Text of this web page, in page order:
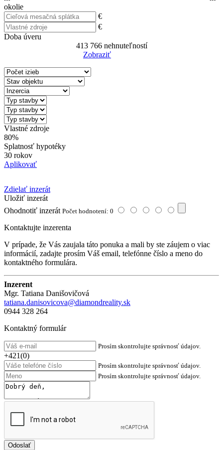
okolie
€
€
Doba úveru
413 766nehnuteľností
Zobraziť
Vlastné zdroje
80%
Splatnosť hypotéky
30 rokov
Aplikovať
Zdielať inzerát
Uložiť inzerát
Ohodnotiť inzerát Počet hodnotení: 0
Kontaktujte inzerenta
V prípade, že Vás zaujala táto ponuka a mali by ste záujem o viac
informácií, zadajte prosím Váš email, telefónne číslo a meno do
kontaktného formulára.
Inzerent
Mgr. Tatiana Danišovičová
tatiana.danisovicova@diamondreality.sk
0944 328 264
Kontaktný formulár
Prosím skontrolujte správnosť údajov.
+421(0)
Prosím skontrolujte správnosť údajov.
Prosím skontrolujte správnosť údajov.